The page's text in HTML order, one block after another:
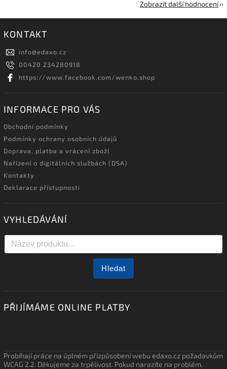
Zobrazit další hodnocení
KONTAKT
info@edaxo.cz
00420 234280918
https://www.facebook.com/wenko.shop
INFORMACE PRO VÁS
Obchodní podmínky
Podmínky ochrany osobních údajů
Doprava, platba a vrácení zboží
Nařízení o digitálních službách (DSA)
Kontakty
Deklarace přístupnosti
VYHLEDÁVÁNÍ
Hledat
PŘIJÍMÁME ONLINE PLATBY
Probíhají práce na úplném přizpůsobení webu edaxo.cz požadavkům
WCAG 2.2. Děkujeme za trpělivost. Pokud narazíte na problém,